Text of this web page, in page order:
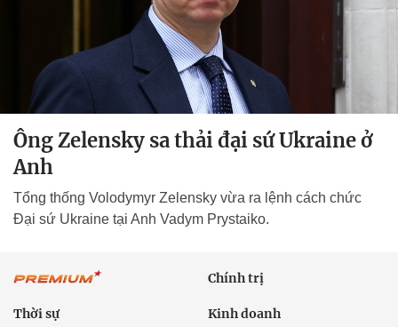
Ông Zelensky sa thải đại sứ Ukraine ở
Anh
Tổng thống Volodymyr Zelensky vừa ra lệnh cách chức
Đại sứ Ukraine tại Anh Vadym Prystaiko.
Chính trị
Thời sự Kinh doanh